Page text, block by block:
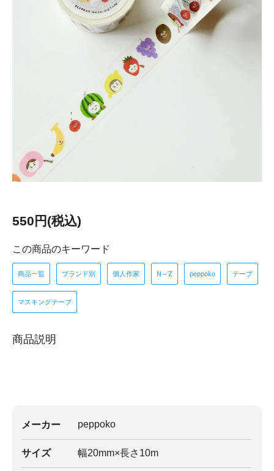
550円(税込)
この商品のキーワード
商品一覧 ブランド別 個人作家 N～Z peppoko テープ
マスキングテープ
商品説明
メーカー peppoko
サイズ 幅20mm×長さ10m